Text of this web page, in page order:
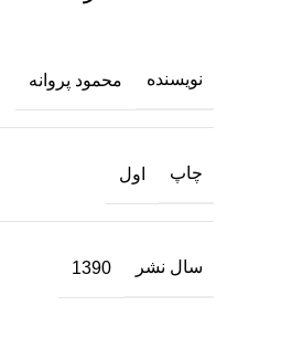
نویسنده محمود پروانه
چاپ اول
سال نشر 1390